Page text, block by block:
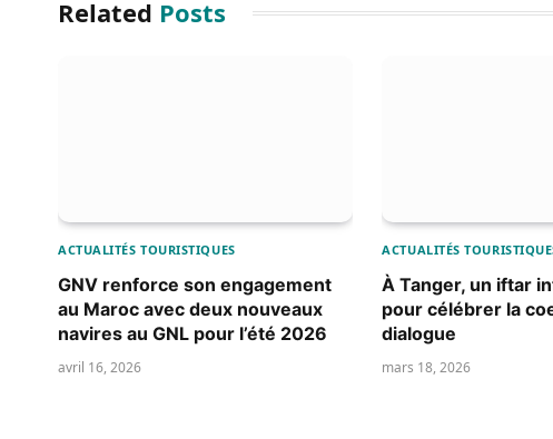
Related Posts
ACTUALITÉS TOURISTIQUES
GNV renforce son engagement
au Maroc avec deux nouveaux
navires au GNL pour l’été 2026
avril 16, 2026
ACTUALITÉS
À Tanger, un iftar
pour célébrer la
dialogue
mars 18, 2026